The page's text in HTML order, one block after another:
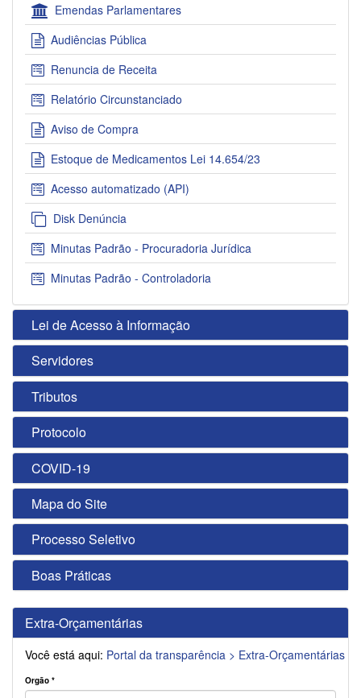
Emendas Parlamentares
Audiências Pública
Renuncia de Receita
Relatório Circunstanciado
Aviso de Compra
Estoque de Medicamentos Lei 14.654/23
Acesso automatizado (API)
Disk Denúncia
Minutas Padrão - Procuradoria Jurídica
Minutas Padrão - Controladoria
Lei de Acesso à Informação
Servidores
Tributos
Protocolo
COVID-19
Mapa do Site
Processo Seletivo
Boas Práticas
Extra-Orçamentárias
Você está aqui: Portal da transparência > Extra-Orçamentárias
Orgão *